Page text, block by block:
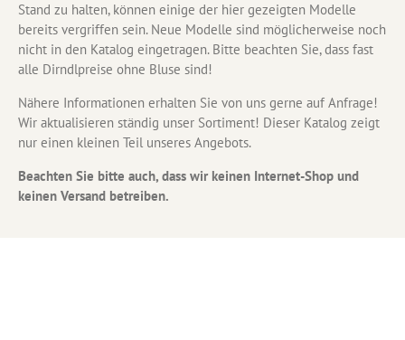
Stand zu halten, können einige der hier gezeigten Modelle
bereits vergriffen sein. Neue Modelle sind möglicherweise noch
nicht in den Katalog eingetragen. Bitte beachten Sie, dass fast
alle Dirndlpreise ohne Bluse sind!
Nähere Informationen erhalten Sie von uns gerne auf Anfrage!
Wir aktualisieren ständig unser Sortiment! Dieser Katalog zeigt
nur einen kleinen Teil unseres Angebots.
Beachten Sie bitte auch, dass wir keinen Internet-Shop und
keinen Versand betreiben.